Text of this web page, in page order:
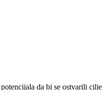
da bi se ostvarili